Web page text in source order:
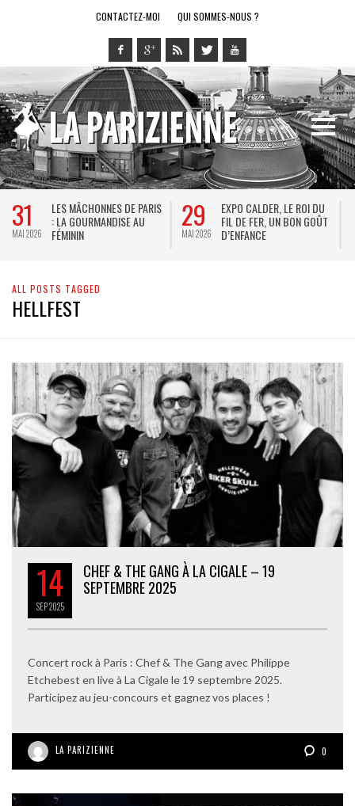
CONTACTEZ-MOI QUI SOMMES-NOUS ?
31
MAI 2026
LES MÂCHONNES DE PARIS
: LA GOURMANDISE AU
FÉMININ
29
MAI 2026
EXPO CALDER, LE ROI DU
FIL DE FER, UN BON GOÛT
D’ENFANCE
ALL POSTS TAGGED
HELLFEST
14
SEP2025
CHEF & THE GANG À LA CIGALE – 19
SEPTEMBRE 2025
Concert rock à Paris : Chef & The Gang avec Philippe
Etchebest en live à La Cigale le 19 septembre 2025.
Participez au jeu-concours et gagnez vos places !
LA PARIZIENNE 0